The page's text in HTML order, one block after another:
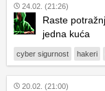
24.02. (21:26)
Raste
jedna kuća
cyber sigurnost hakeri
20.02. (21:00)